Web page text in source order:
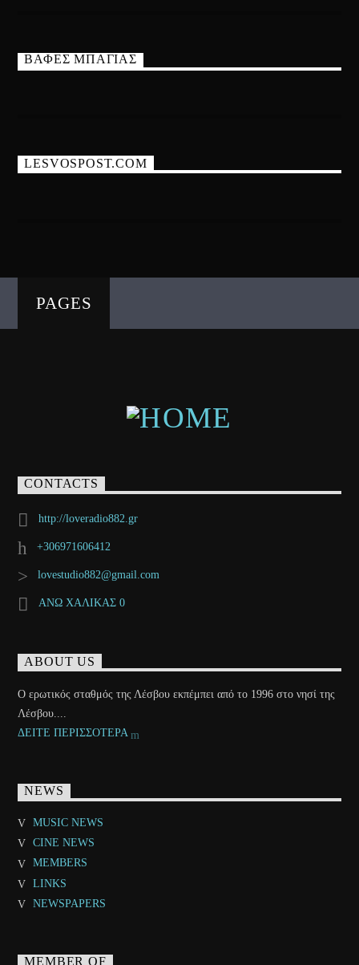
ΒΑΦΕΣ ΜΠΑΓΙΑΣ
LESVOSPOST.COM
PAGES
CONTACTS
http://loveradio882.gr
+306971606412
lovestudio882@gmail.com
ΑΝΩ ΧΑΛΙΚΑΣ 0
ABOUT US
Ο ερωτικός σταθμός της Λέσβου εκπέμπει από το 1996 στο νησί της
Λέσβου....
ΔΕΙΤΕ ΠΕΡΙΣΣΟΤΕΡΑ
NEWS
MUSIC NEWS
CINE NEWS
MEMBERS
LINKS
NEWSPAPERS
MEMBER OF